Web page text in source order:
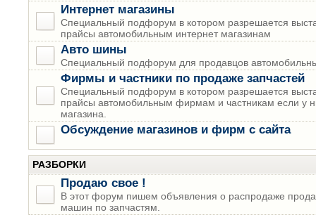
Интернет магазины
Специальный подфорум в котором разрешается
прайсы автомобильным интернет магазинам
Авто шины
Специальный подфорум для продавцов
Фирмы и частники по продаже запчастей
Специальный подфорум в котором разрешается
прайсы автомобильным фирмам и частникам если у
магазина.
Обсуждение магазинов и фирм с сайта
РАЗБОРКИ
Продаю свое !
В этот форум пишем объявления о распродаже
машин по запчастям.